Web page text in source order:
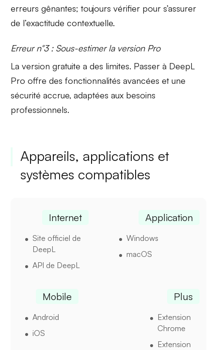
erreurs gênantes; toujours vérifier pour s’assurer
de l’exactitude contextuelle.
Erreur n°3 : Sous-estimer la version Pro
La version gratuite a des limites. Passer à DeepL
Pro offre desfonctionnalités avancées et une
sécurité accrue, adaptées aux besoins
professionnels.
Appareils, applications et
systèmes compatibles
Internet
Site officiel de
DeepL
API de DeepL
Application
Windows
macOS
Mobile
Android
iOS
Plus
Extension
Chrome
Extension